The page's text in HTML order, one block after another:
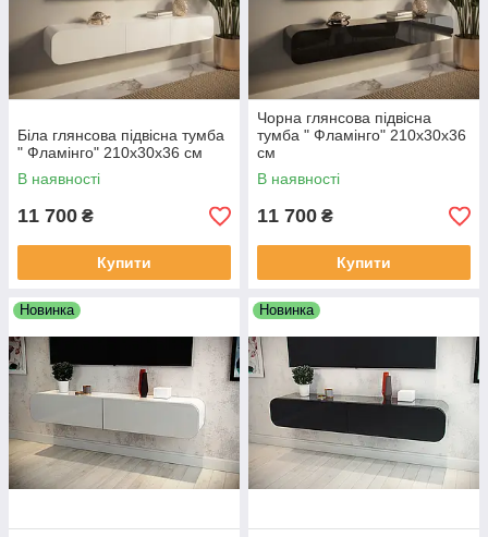
Біла глянсова підвісна тумба
" Фламінго" 210х30х36 см
В наявності
11 700 ₴
Купити
Чорна глянсова підвісна
тумба " Фламінго" 210х30х36
см
В наявності
11 700 ₴
Купити
Новинка Новинка